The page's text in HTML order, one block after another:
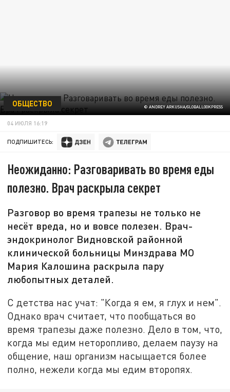
© ANDREY ARKUSHA/GLOBALLOOKPRESS
ОБЩЕСТВО
04 ИЮЛЯ 16:19
ПОДПИШИТЕСЬ:
Неожиданно: Разговаривать во время еды
полезно. Врач раскрыла секрет
Разговор во время трапезы не только не
несёт вреда, но и вовсе полезен. Врач-
эндокринолог Видновской районной
клинической больницы Минздрава МО
Мария Калошина раскрыла пару
любопытных деталей.
С детства нас учат: "Когда я ем, я глух и нем".
Однако врач считает, что пообщаться во
время трапезы даже полезно. Дело в том, что,
когда мы едим неторопливо, делаем паузу на
общение, наш организм насыщается более
полно, нежели когда мы едим второпях.